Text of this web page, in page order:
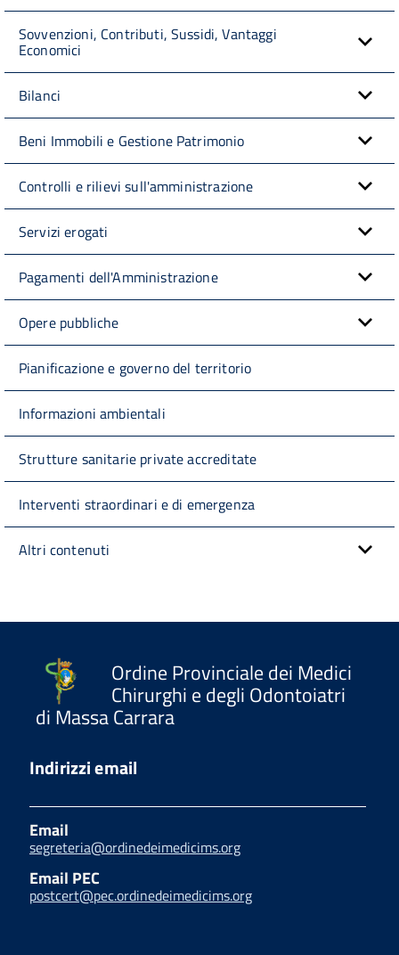
Sovvenzioni, Contributi, Sussidi, Vantaggi
Economici
Bilanci
Beni Immobili e Gestione Patrimonio
Controlli e rilievi sull'amministrazione
Servizi erogati
Pagamenti dell'Amministrazione
Opere pubbliche
Pianificazione e governo del territorio
Informazioni ambientali
Strutture sanitarie private accreditate
Interventi straordinari e di emergenza
Altri contenuti
Ordine Provinciale dei Medici
Chirurghi e degli Odontoiatri
di Massa Carrara
Indirizzi email
Email
segreteria@ordinedeimedicims.org
Email PEC
postcert@pec.ordinedeimedicims.org